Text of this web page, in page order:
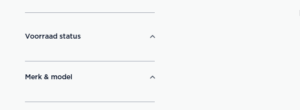
Voorraad status
Merk & model